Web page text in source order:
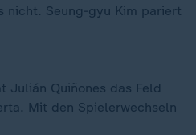
nicht. Seung-gyu Kim pariert
Julián Quiñones das Feld
Mit den Spielerwechseln